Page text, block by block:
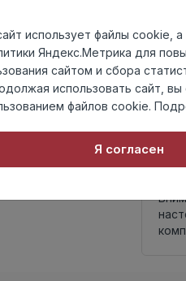
Фаска
Замок
Страна
использует файлы cookie,
Яндекс.Метрика для
сайтом и сбора
использовать сайт, вы
файлов cookie.
Я согласен